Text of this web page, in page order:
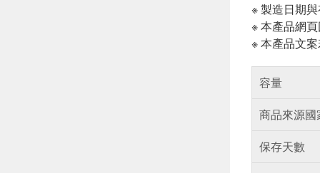
※ 製造日期
※ 本產品網
※ 本產品文
容量
商品來源國
保存天數